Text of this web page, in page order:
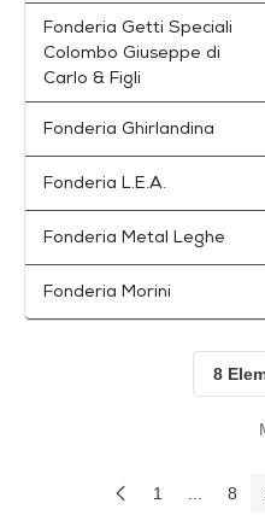
Fonderia Getti Speciali
Colombo Giuseppe di
Carlo & Figli
Fonderia Ghirlandina
Fonderia L.E.A.
Fonderia Metal Leghe
Fonderia Morini
8
Pagina Precedente
1
8